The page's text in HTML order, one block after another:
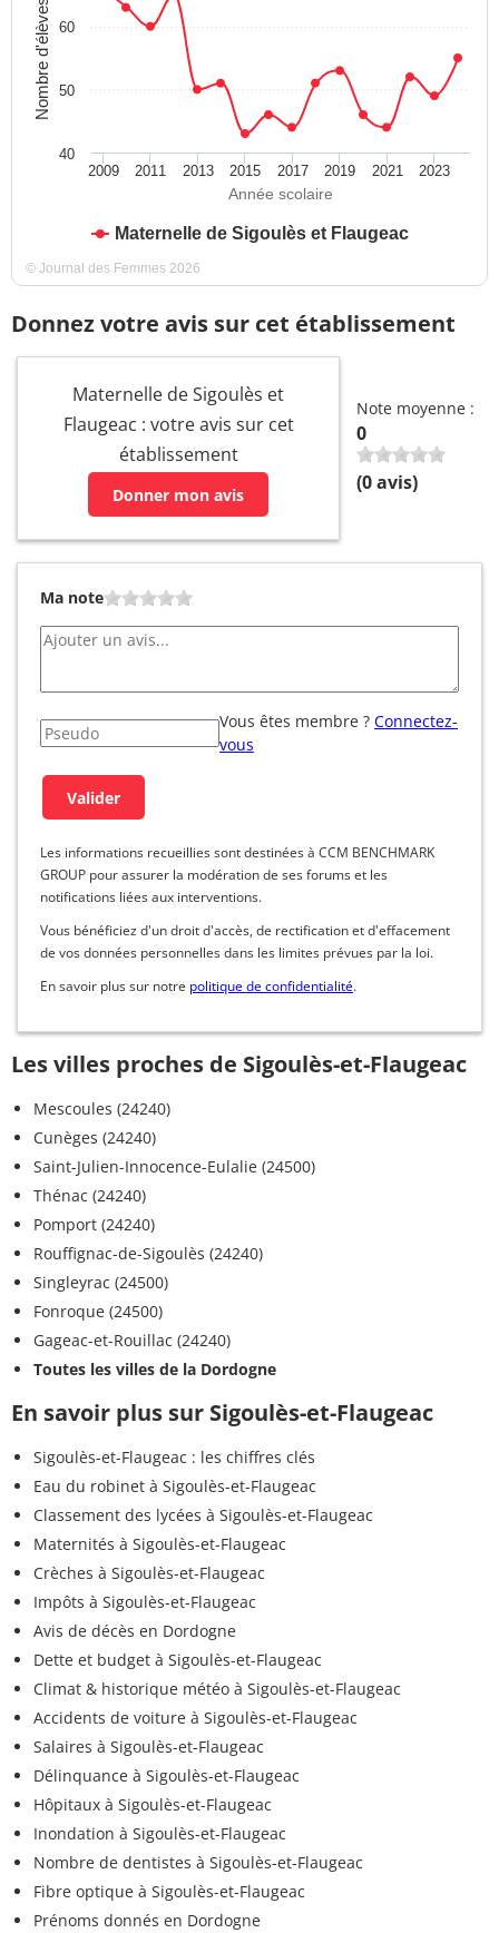
Année scolaire
Nombre d'élèves
Maternelle de Sigoulès et Flaugeac
2009 2011 2013 2015 2017 2019 2021 2023
40
50
60
© Journal des Femmes 2026
Donnez votre avis sur cet établissement
Maternelle de Sigoulès et
Flaugeac : votre avis sur cet
établissement
Donner mon avis
Note moyenne :
0
(0avis)
Ma note
Vous êtes membre ? Connectez-
vous
Les informations recueillies sont destinées à CCM BENCHMARK
GROUP pour assurer la modération de ses forums et les
notifications liées aux interventions.
Vous bénéficiez d'un droit d'accès, de rectification et d'effacement
de vos données personnelles dans les limites prévues par la loi.
En savoir plus sur notre politique de confidentialité.
Les villes proches de Sigoulès-et-Flaugeac
Mescoules (24240)
Cunèges (24240)
Saint-Julien-Innocence-Eulalie (24500)
Thénac (24240)
Pomport (24240)
Rouffignac-de-Sigoulès (24240)
Singleyrac (24500)
Fonroque (24500)
Gageac-et-Rouillac (24240)
Toutes les villes de la Dordogne
En savoir plus sur Sigoulès-et-Flaugeac
Sigoulès-et-Flaugeac : les chiffres clés
Eau du robinet à Sigoulès-et-Flaugeac
Classement des lycées à Sigoulès-et-Flaugeac
Maternités à Sigoulès-et-Flaugeac
Crèches à Sigoulès-et-Flaugeac
Impôts à Sigoulès-et-Flaugeac
Avis de décès en Dordogne
Dette et budget à Sigoulès-et-Flaugeac
Climat & historique météo à Sigoulès-et-Flaugeac
Accidents de voiture à Sigoulès-et-Flaugeac
Salaires à Sigoulès-et-Flaugeac
Délinquance à Sigoulès-et-Flaugeac
Hôpitaux à Sigoulès-et-Flaugeac
Inondation à Sigoulès-et-Flaugeac
Nombre de dentistes à Sigoulès-et-Flaugeac
Fibre optique à Sigoulès-et-Flaugeac
Prénoms donnés en Dordogne